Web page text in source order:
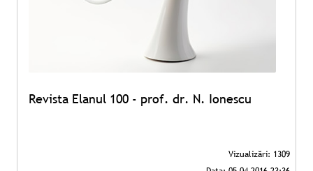
Revista Elanul 100 - prof. dr. N. Ionescu